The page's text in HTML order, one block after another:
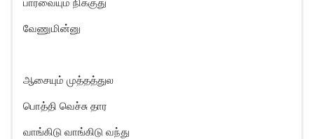
வேணுமின்னு
ஆசையும் முத்தத்துல
பொத்தி வெச்சு தார
வாங்கிடு வாங்கிடு வந்து